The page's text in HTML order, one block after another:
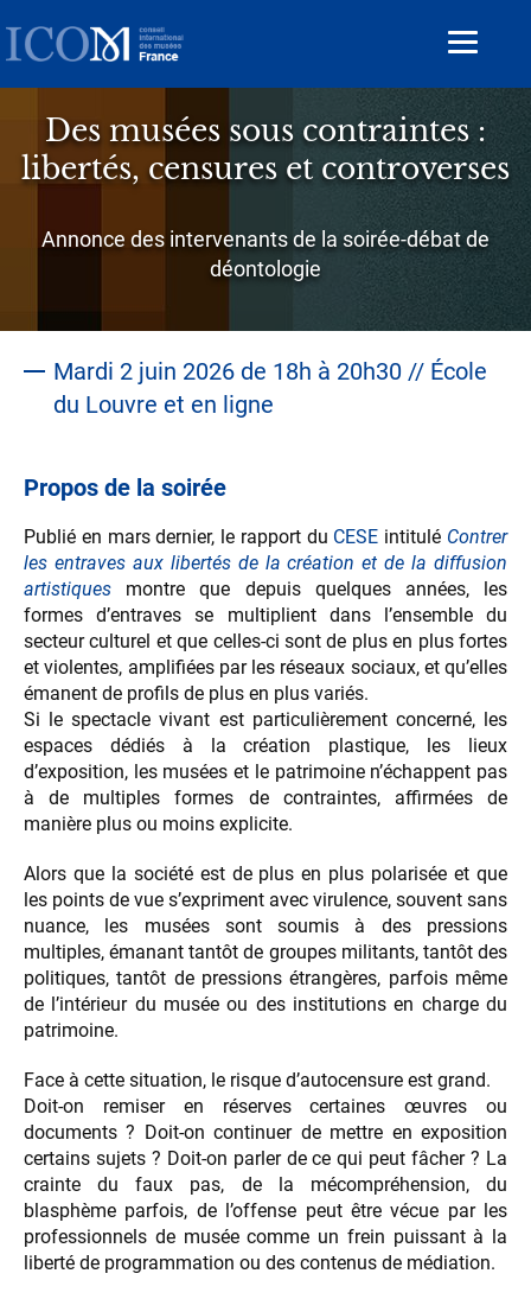
au
contenu
principal
Toggle
Des musées sous contraintes :
libertés, censures et controverses
Sous-
Annonce des intervenants de la soirée-débat de
déontologie
Mardi 2 juin 2026 de 18h à 20h30 // École
du Louvre et en ligne
Propos de la soirée
Publié en mars dernier, le rapport du CESE intitulé Contrer
les entraves aux libertés de la création et de la diffusion
artistiques montre que depuis quelques années, les
formes d’entraves se multiplient dans l’ensemble du
secteur culturel et que celles-ci sont de plus en plus fortes
et violentes, amplifiées par les réseaux sociaux, et qu’elles
émanent de profils de plus en plus variés.
Si le spectacle vivant est particulièrement concerné, les
espaces dédiés à la création plastique, les lieux
d’exposition, les musées et le patrimoine n’échappent pas
à de multiples formes de contraintes, affirmées de
manière plus ou moins explicite.
Alors que la société est de plus en plus polarisée et que
les points de vue s’expriment avec virulence, souvent sans
nuance, les musées sont soumis à des pressions
multiples, émanant tantôt de groupes militants, tantôt des
politiques, tantôt de pressions étrangères, parfois même
de l’intérieur du musée ou des institutions en charge du
patrimoine.
Face à cette situation, le risque d’autocensure est grand.
Doit-on remiser en réserves certaines œuvres ou
documents ? Doit-on continuer de mettre en exposition
certains sujets ? Doit-on parler de ce qui peut fâcher ? La
crainte du faux pas, de la mécompréhension, du
blasphème parfois, de l’offense peut être vécue par les
professionnels de musée comme un frein puissant à la
liberté de programmation ou des contenus de médiation.